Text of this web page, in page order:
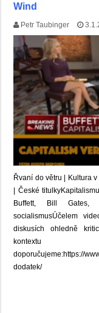
Wind
Petr Taubinger
Řvaní do větru | Kultura
| České
Buffett, Bill Gates,
socialismusÚčelem
diskusích ohledně
kontextu
doporučujeme:https://
dodatek/